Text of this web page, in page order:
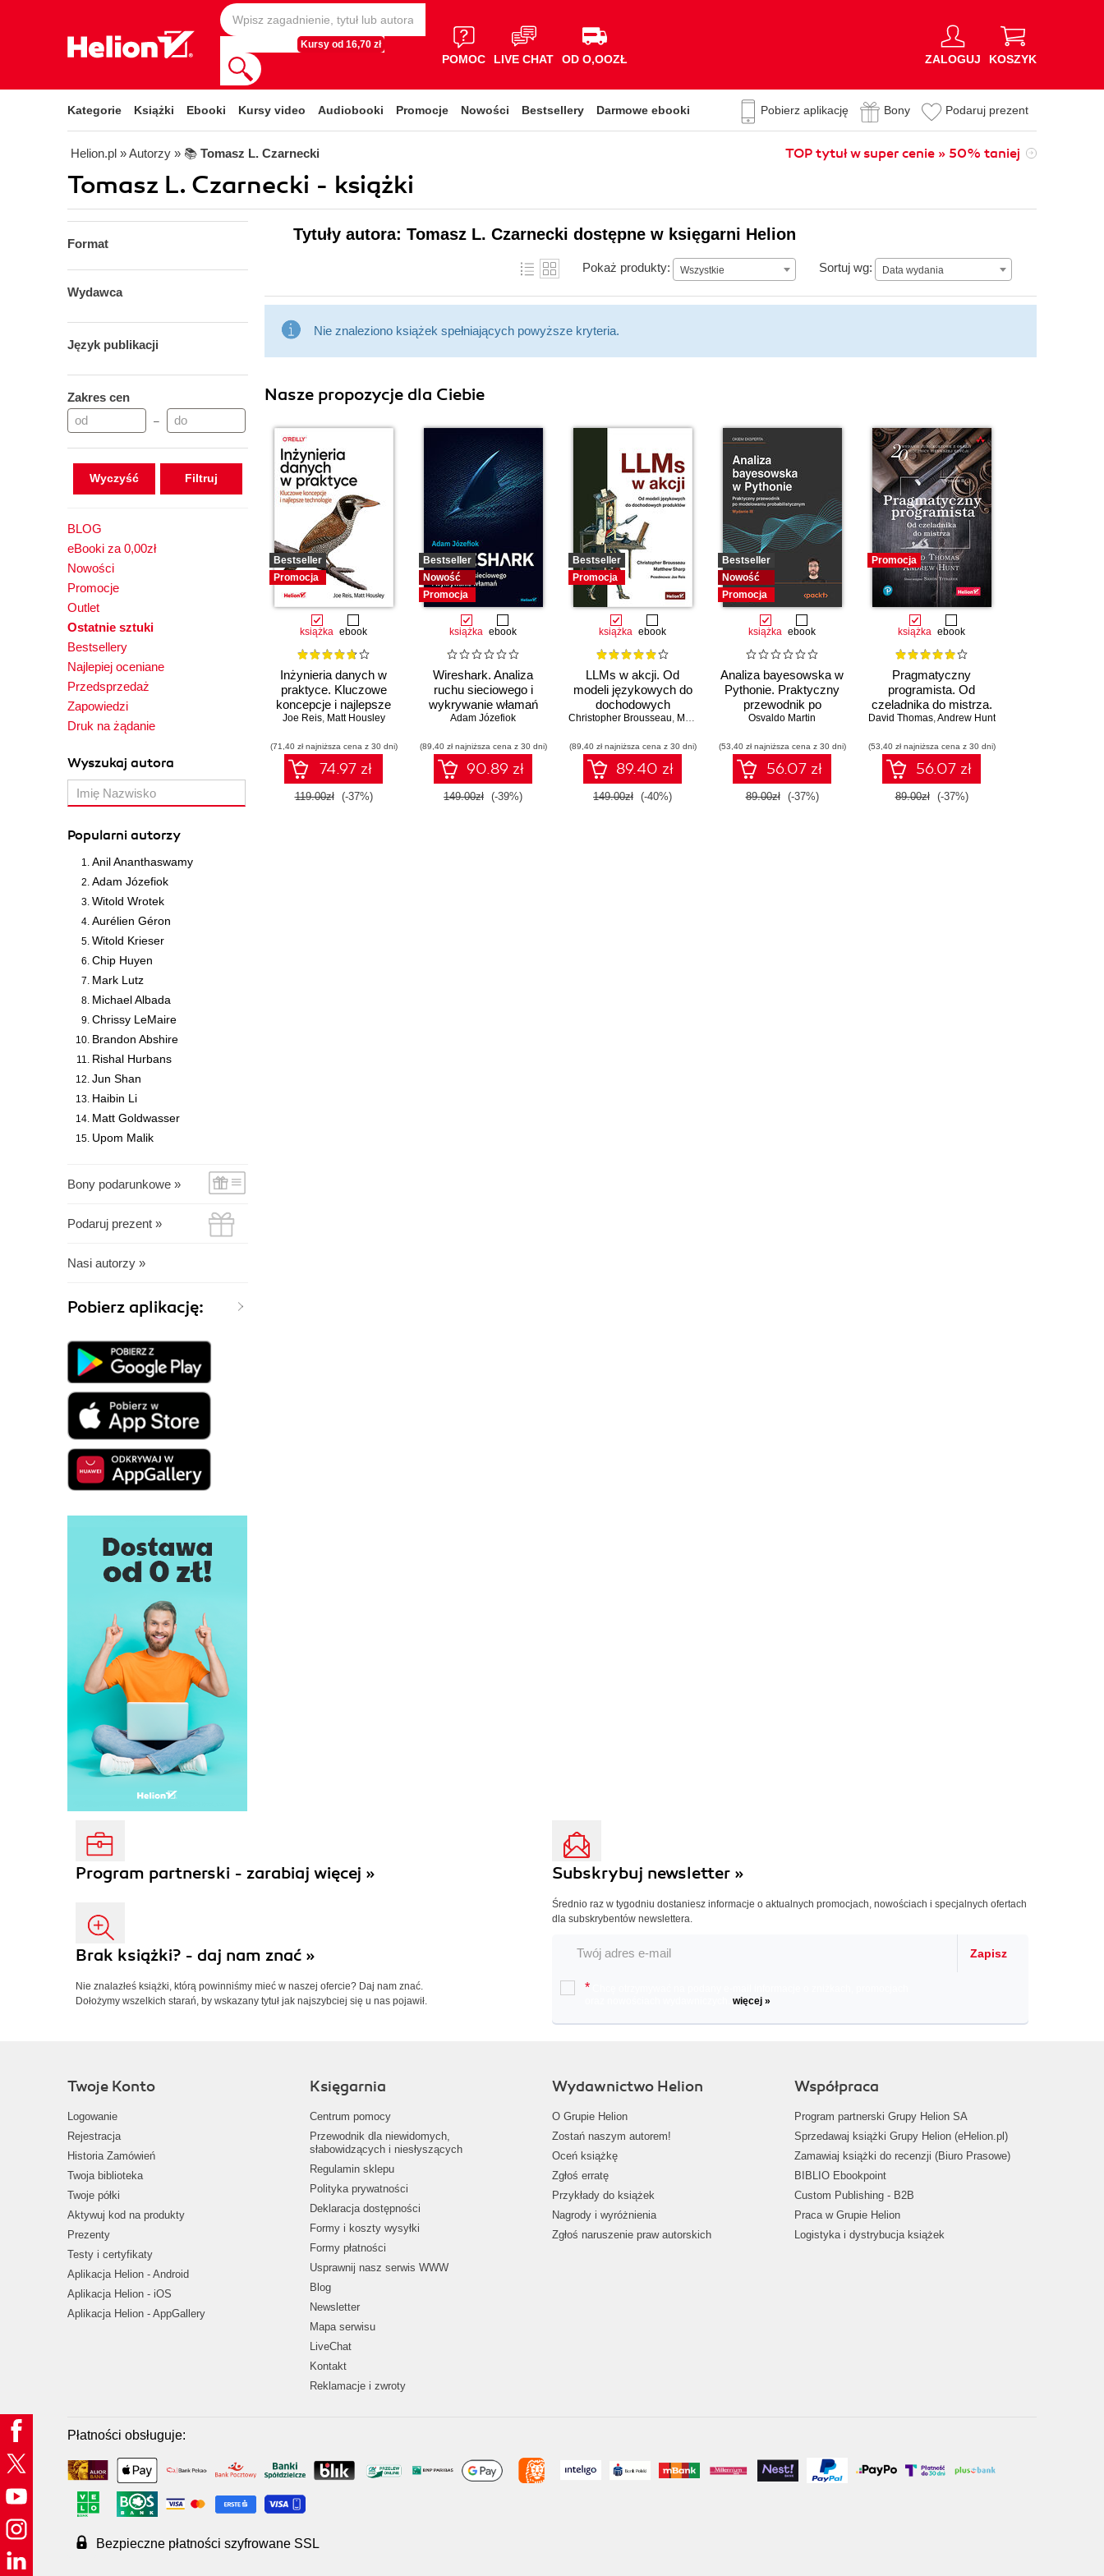
Kursy od 16,70 zł
POMOC LIVE CHAT OD O,OOZŁ ZALOGUJ KOSZYK
Kategorie Książki Ebooki Kursy video Audiobooki Promocje Nowości Bestsellery Darmowe ebooki Pobierz aplikację Bony Podaruj prezent
Helion.pl » Autorzy » 📚 Tomasz L. Czarnecki TOP tytuł w super cenie » 50% taniej
Tomasz L. Czarnecki - książki
Format
Wydawca
Język publikacji
Zakres cen
–
Wyczyść
BLOG
eBooki za 0,00zł
Nowości
Promocje
Outlet
Ostatnie sztuki
Bestsellery
Najlepiej oceniane
Przedsprzedaż
Zapowiedzi
Druk na żądanie
Wyszukaj autora
Popularni autorzy
Anil Ananthaswamy
Adam Józefiok
Witold Wrotek
Aurélien Géron
Witold Krieser
Chip Huyen
Mark Lutz
Michael Albada
Chrissy LeMaire
Brandon Abshire
Rishal Hurbans
Jun Shan
Haibin Li
Matt Goldwasser
Upom Malik
Bony podarunkowe »
Podaruj prezent »
Nasi autorzy »
Pobierz aplikację:
Tytuły autora: Tomasz L. Czarnecki dostępne w księgarni Helion
Pokaż produkty: Wszystkie Sortuj wg: Data wydania
Data wydania
Nie znaleziono książek spełniających powyższe kryteria.
Nasze propozycje dla Ciebie
Bestseller
Promocja
książka ebook
Inżynieria danych w
praktyce. Kluczowe
koncepcje i najlepsze
technologie
Joe Reis, Matt Housley
(71,40 zł najniższa cena z 30 dni)
74.97 zł
119.00zł (-37%)
Bestseller
Nowość
Promocja
książka ebook
Wireshark. Analiza
ruchu sieciowego i
wykrywanie włamań
Adam Józefiok
(89,40 zł najniższa cena z 30 dni)
90.89 zł
149.00zł (-39%)
Bestseller
Promocja
książka ebook
LLMs w akcji. Od
modeli językowych do
dochodowych
produktów
Christopher Brousseau, Matt Sharp
(89,40 zł najniższa cena z 30 dni)
89.40 zł
149.00zł (-40%)
Bestseller
Nowość
Promocja
książka ebook
Analiza bayesowska w
Pythonie. Praktyczny
przewodnik po
modelowaniu
Wydanie III
Osvaldo Martin
(53,40 zł najniższa cena z 30 dni)
56.07 zł
89.00zł (-37%)
Promocja
książka ebook
Pragmatyczny
programista. Od
czeladnika do mistrza.
Wydanie II
David Thomas,Andrew Hunt
(53,40 zł najniższa cena z 30 dni)
56.07 zł
89.00zł (-37%)
Program partnerski - zarabiaj więcej »
Brak książki? - daj nam znać »
Nie znalazłeś książki, którą powinniśmy mieć w naszej ofercie? Daj nam znać.
Dołożymy wszelkich starań, by wskazany tytuł jak najszybciej się u nas pojawił.
Subskrybuj newsletter »
Średnio raz w tygodniu dostaniesz informacje o aktualnych promocjach, nowościach i specjalnych ofertach
dla subskrybentów newslettera.
Zapisz
*
więcej »
Twoje Konto
Logowanie
Rejestracja
Historia Zamówień
Twoja biblioteka
Twoje półki
Aktywuj kod na produkty
Prezenty
Testy i certyfikaty
Aplikacja Helion - Android
Aplikacja Helion - iOS
Aplikacja Helion - AppGallery
Księgarnia
Centrum pomocy
Przewodnik dla niewidomych,
słabowidzących i niesłyszących
Regulamin sklepu
Polityka prywatności
Deklaracja dostępności
Formy i koszty wysyłki
Formy płatności
Usprawnij nasz serwis WWW
Blog
Newsletter
Mapa serwisu
LiveChat
Kontakt
Reklamacje i zwroty
Wydawnictwo Helion
O Grupie Helion
Zostań naszym autorem!
Oceń książkę
Zgłoś erratę
Przykłady do książek
Nagrody i wyróżnienia
Zgłoś naruszenie praw autorskich
Współpraca
Program partnerski Grupy Helion SA
Sprzedawaj książki Grupy Helion (eHelion.pl)
Zamawiaj książki do recenzji (Biuro Prasowe)
BIBLIO Ebookpoint
Custom Publishing - B2B
Praca w Grupie Helion
Logistyka i dystrybucja książek
Płatności obsługuje:
Bezpieczne płatności szyfrowane SSL